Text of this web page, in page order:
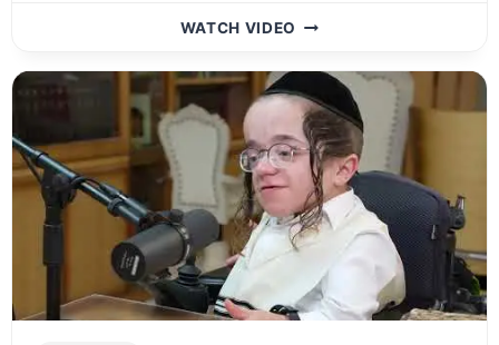
WATCH VIDEO #33:
YERUCHAM
WINKLER
ON
LOSING
A
SON
TO
DRUG
ADDICTION
אידיש:
ר׳